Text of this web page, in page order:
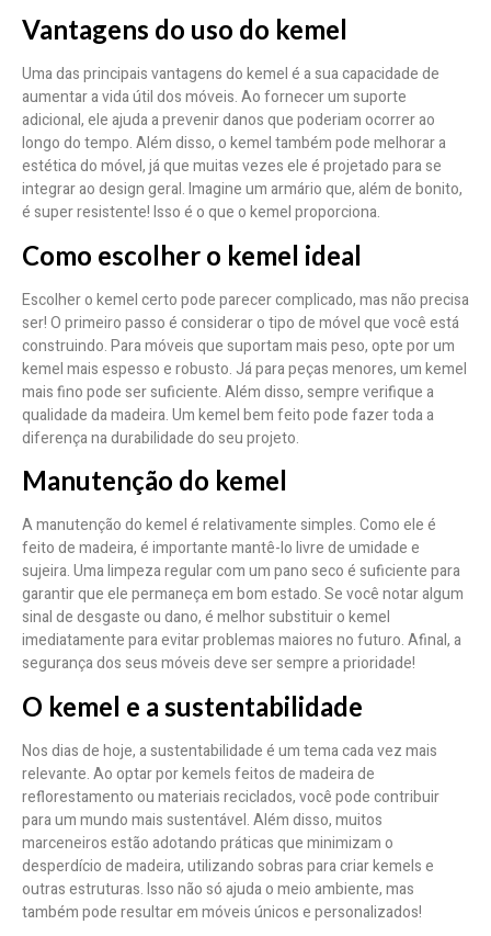
Vantagens do uso do kemel
Uma das principais vantagens do kemel é a sua capacidade de
aumentar a vida útil dos móveis. Ao fornecer um suporte
adicional, ele ajuda a prevenir danos que poderiam ocorrer ao
longo do tempo. Além disso, o kemel também pode melhorar a
estética do móvel, já que muitas vezes ele é projetado para se
integrar ao design geral. Imagine um armário que, além de bonito,
é super resistente! Isso é o que o kemel proporciona.
Como escolher o kemel ideal
Escolher o kemel certo pode parecer complicado, mas não precisa
ser! O primeiro passo é considerar o tipo de móvel que você está
construindo. Para móveis que suportam mais peso, opte por um
kemel mais espesso e robusto. Já para peças menores, um kemel
mais fino pode ser suficiente. Além disso, sempre verifique a
qualidade da madeira. Um kemel bem feito pode fazer toda a
diferença na durabilidade do seu projeto.
Manutenção do kemel
A manutenção do kemel é relativamente simples. Como ele é
feito de madeira, é importante mantê-lo livre de umidade e
sujeira. Uma limpeza regular com um pano seco é suficiente para
garantir que ele permaneça em bom estado. Se você notar algum
sinal de desgaste ou dano, é melhor substituir o kemel
imediatamente para evitar problemas maiores no futuro. Afinal, a
segurança dos seus móveis deve ser sempre a prioridade!
O kemel e a sustentabilidade
Nos dias de hoje, a sustentabilidade é um tema cada vez mais
relevante. Ao optar por kemels feitos de madeira de
reflorestamento ou materiais reciclados, você pode contribuir
para um mundo mais sustentável. Além disso, muitos
marceneiros estão adotando práticas que minimizam o
desperdício de madeira, utilizando sobras para criar kemels e
outras estruturas. Isso não só ajuda o meio ambiente, mas
também pode resultar em móveis únicos e personalizados!